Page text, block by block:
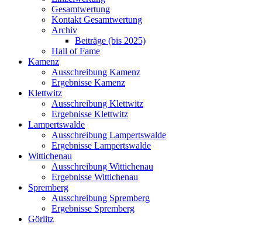
Gesamtwertung
Kontakt Gesamtwertung
Archiv
Beiträge (bis 2025)
Hall of Fame
Kamenz
Ausschreibung Kamenz
Ergebnisse Kamenz
Klettwitz
Ausschreibung Klettwitz
Ergebnisse Klettwitz
Lampertswalde
Ausschreibung Lampertswalde
Ergebnisse Lampertswalde
Wittichenau
Ausschreibung Wittichenau
Ergebnisse Wittichenau
Spremberg
Ausschreibung Spremberg
Ergebnisse Spremberg
Görlitz